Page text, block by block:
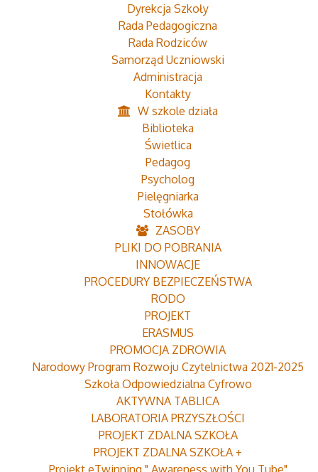
Dyrekcja Szkoły
Rada Pedagogiczna
Rada Rodziców
Samorząd Uczniowski
Administracja
Kontakty
W szkole działa
Biblioteka
Świetlica
Pedagog
Psycholog
Pielęgniarka
Stołówka
ZASOBY
PLIKI DO POBRANIA
INNOWACJE
PROCEDURY BEZPIECZEŃSTWA
RODO
PROJEKT
ERASMUS
PROMOCJA ZDROWIA
Narodowy Program Rozwoju Czytelnictwa 2021-2025
Szkoła Odpowiedzialna Cyfrowo
AKTYWNA TABLICA
LABORATORIA PRZYSZŁOŚCI
PROJEKT ZDALNA SZKOŁA
PROJEKT ZDALNA SZKOŁA +
Projekt eTwinning " Awareness with You Tube"